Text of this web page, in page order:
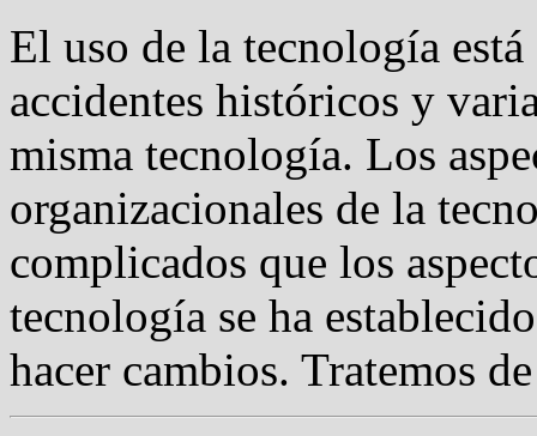
El uso de la tecnología
accidentes históricos y
misma tecnología. Los
organizacionales de la
complicados que los
tecnología se ha
hacer cambios. Tratemos